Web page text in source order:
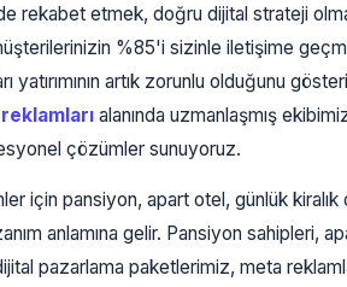
rekabet etmek, doğru dijital strateji
%85'i sizinle iletişime
yatırımının artık zorunlu olduğunu
alanında uzmanlaşmış
çözümler sunuyoruz.
için pansiyon, apart otel, günlük
anlamına gelir. Pansiyon sahipleri,
pazarlama paketlerimiz, meta